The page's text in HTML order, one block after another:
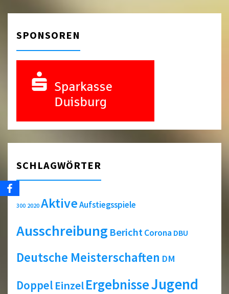
SPONSOREN
SCHLAGWÖRTER
300 2020 AktiveAufstiegsspiele
Ausschreibung BerichtCorona DBU
Deutsche Meisterschaften DM
Doppel EinzelErgebnisseJugend